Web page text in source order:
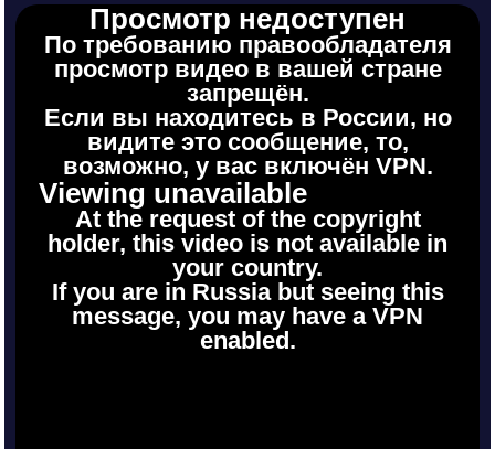
Просмотр недоступен
По требованию правообладателя
просмотр видео в вашей стране
запрещён.
Если вы находитесь в России, но
видите это сообщение, то,
возможно, у вас включён VPN.
Viewing unavailable
At the request of the copyright
holder, this video is not available in
your country.
If you are in Russia but seeing this
message, you may have a VPN
enabled.